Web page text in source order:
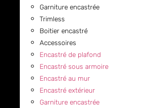
Garniture encastrée
Trimless
Boitier encastré
Accessoires
Encastré de plafond
Encastré sous armoire
Encastré au mur
Encastré extérieur
Garniture encastrée